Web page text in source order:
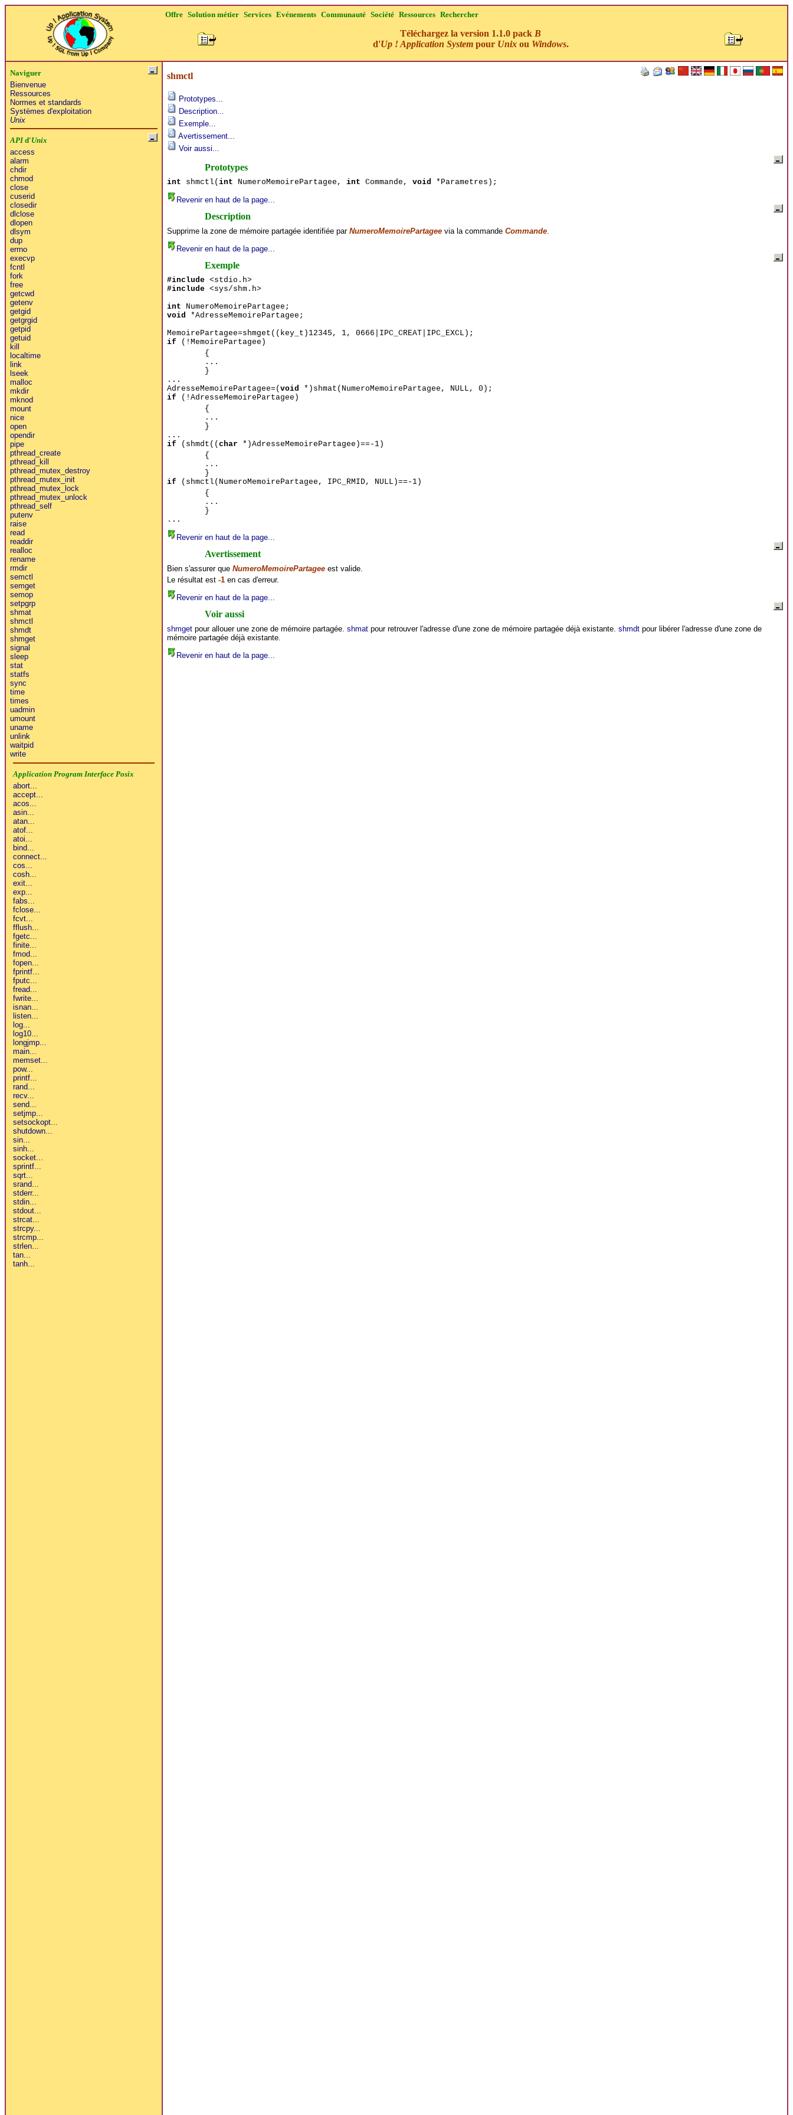
Offre Solution métier Services Evénements Communauté Société Ressources Rechercher
Téléchargez la version 1.1.0 pack B
d'Up ! Application Systempour Unixou Windows.
Naviguer
Bienvenue
Ressources
Normes et standards
Systèmes d'exploitation
Unix
APId'Unix
access
alarm
chdir
chmod
close
cuserid
closedir
dlclose
dlopen
dlsym
dup
errno
execvp
fcntl
fork
free
getcwd
getenv
getgid
getgrgid
getpid
getuid
kill
localtime
link
lseek
malloc
mkdir
mknod
mount
nice
open
opendir
pipe
pthread_create
pthread_kill
pthread_mutex_destroy
pthread_mutex_init
pthread_mutex_lock
pthread_mutex_unlock
pthread_self
putenv
raise
read
readdir
realloc
rename
rmdir
semctl
semget
semop
setpgrp
shmat
shmctl
shmdt
shmget
signal
sleep
stat
statfs
sync
time
times
uadmin
umount
uname
unlink
waitpid
write
shmctl
Prototypes...
Description...
Exemple...
Avertissement...
Voir aussi...
Prototypes
int shmctl(int NumeroMemoirePartagee, int Commande, void
*Parametres);
Revenir en haut de la page...
Description
Supprime la zone de mémoire partagée identifiée par NumeroMemoirePartageevia la commande Commande.
Revenir en haut de la page...
Exemple
#include<stdio.h>
#include<sys/shm.h>
int NumeroMemoirePartagee;
void
*AdresseMemoirePartagee;
MemoirePartagee=shmget((key_t)12345, 1, 0666|IPC_CREAT|IPC_EXCL);
if(!MemoirePartagee)
{
...
}
...
AdresseMemoirePartagee=(void
*)shmat(NumeroMemoirePartagee, NULL, 0);
if(!AdresseMemoirePartagee)
{
...
}
...
if(shmdt((char *)AdresseMemoirePartagee)==-1)
{
...
}
if(shmctl(NumeroMemoirePartagee, IPC_RMID, NULL)==-1)
{
...
}
...
Revenir en haut de la page...
Avertissement
Bien s'assurer que NumeroMemoirePartageeest valide.
Le résultat est -1en cas d'erreur.
Revenir en haut de la page...
Voir aussi
shmgetpour allouer une zone de mémoire partagée. shmatpour retrouver l'adresse d'une zone de mémoire partagée déjà existante. shmdtpour libérer l'adresse d'une zone de
mémoire partagée déjà existante.
Revenir en haut de la page...